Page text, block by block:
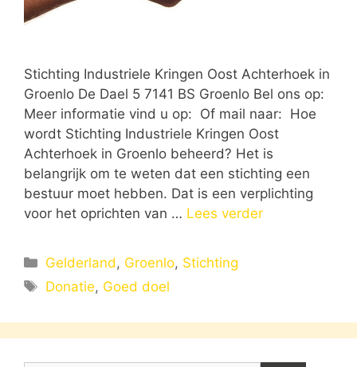
Stichting Industriele Kringen Oost Achterhoek in
Groenlo De Dael 5 7141 BS Groenlo Bel ons op:
Meer informatie vind u op: Of mail naar: Hoe
wordt Stichting Industriele Kringen Oost
Achterhoek in Groenlo beheerd? Het is
belangrijk om te weten dat een stichting een
bestuur moet hebben. Dat is een verplichting
voor het oprichten van … Lees verder
Categorieën
Gelderland , Groenlo, Stichting
Tags
Donatie, Goed doel